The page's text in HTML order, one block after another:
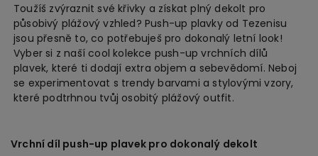
Toužíš zvýraznit své křivky a získat plný dekolt pro
působivý plážový vzhled? Push-up plavky od Tezenisu
jsou přesně to, co potřebuješ pro dokonalý letní look!
Vyber si z naší cool kolekce push-up vrchních dílů
plavek, které ti dodají extra objem a sebevědomí. Neboj
se experimentovat s trendy barvami a stylovými vzory,
které podtrhnou tvůj osobitý plážový outfit.
Vrchní díl push-up plavek pro dokonalý dekolt